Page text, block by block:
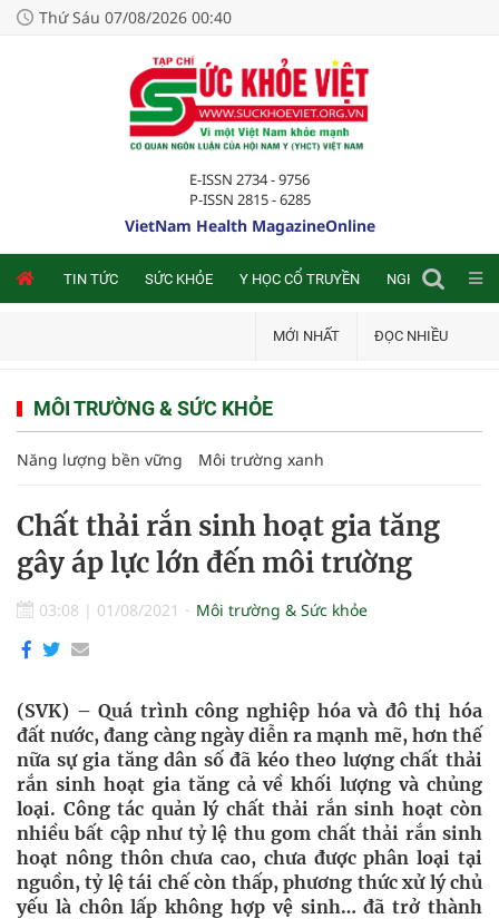
Thứ Sáu 07/08/2026 00:40
E-ISSN 2734 - 9756
P-ISSN 2815 - 6285
VietNam Health MagazineOnline
TIN TỨC SỨC KHỎE Y HỌC CỔ TRUYỀN NGHIÊN CỨU
MỚI NHẤT ĐỌC NHIỀU
MÔI TRƯỜNG & SỨC KHỎE
Năng lượng bền vững Môi trường xanh
Chất thải rắn sinh hoạt gia tăng
gây áp lực lớn đến môi trường
03:08 | 01/08/2021 Môi trường & Sức khỏe
(SVK) – Quá trình công nghiệp hóa và đô thị hóa
đất nước, đang càng ngày diễn ra mạnh mẽ, hơn thế
nữa sự gia tăng dân số đã kéo theo lượng chất thải
rắn sinh hoạt gia tăng cả về khối lượng và chủng
loại. Công tác quản lý chất thải rắn sinh hoạt còn
nhiều bất cập như tỷ lệ thu gom chất thải rắn sinh
hoạt nông thôn chưa cao, chưa được phân loại tại
nguồn, tỷ lệ tái chế còn thấp, phương thức xử lý chủ
yếu là chôn lấp không hợp vệ sinh… đã trở thành